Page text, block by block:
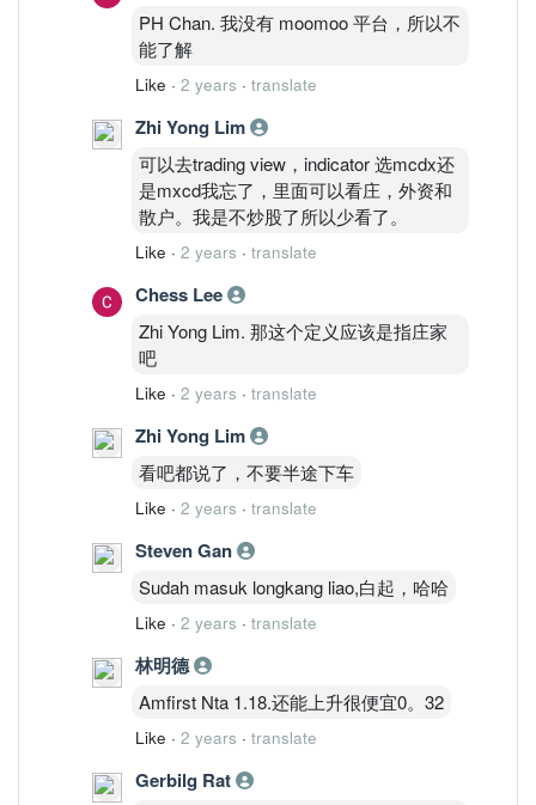
PH Chan. 我没有 moomoo 平台，所以不
能了解
Like · 2 years · translate
Zhi Yong Lim
可以去trading view，indicator 选mcdx还
是mxcd我忘了，里面可以看庄，外资和
散户。我是不炒股了所以少看了。
Like · 2 years · translate
Chess Lee
Zhi Yong Lim. 那这个定义应该是指庄家
吧
Like · 2 years · translate
Zhi Yong Lim
看吧都说了，不要半途下车
Like · 2 years · translate
Steven Gan
Sudah masuk longkang liao,白起，哈哈
Like · 2 years · translate
林明德
Amfirst Nta 1.18.还能上升很便宜0。32
Like · 2 years · translate
Gerbilg Rat